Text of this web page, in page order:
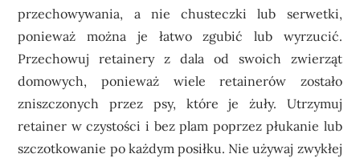
przechowywania, a nie chusteczki lub serwetki,
ponieważ można je łatwo zgubić lub wyrzucić.
Przechowuj retainery z dala od swoich zwierząt
domowych, ponieważ wiele retainerów zostało
zniszczonych przez psy, które je żuły. Utrzymuj
retainer w czystości i bez plam poprzez płukanie lub
szczotkowanie po każdym posiłku. Nie używaj zwykłej